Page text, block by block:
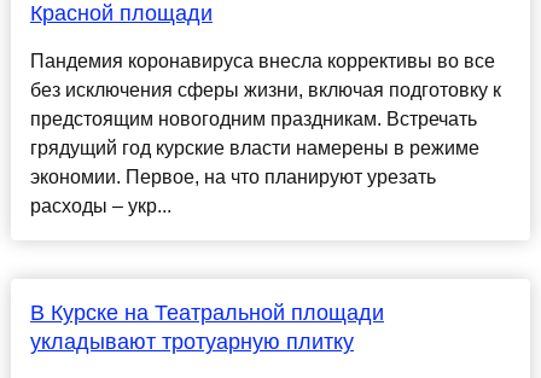
Красной площади
Пандемия коронавируса внесла коррективы во все
без исключения сферы жизни, включая подготовку к
предстоящим новогодним праздникам. Встречать
грядущий год курские власти намерены в режиме
экономии. Первое, на что планируют урезать
расходы – укр...
В Курске на Театральной площади
укладывают тротуарную плитку